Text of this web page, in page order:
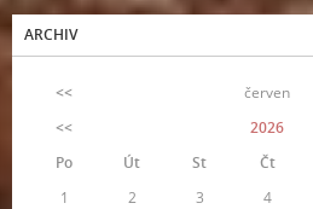
ARCHIV
<< červen
<<
2026
Po
Út St Čt
1
2 3 4